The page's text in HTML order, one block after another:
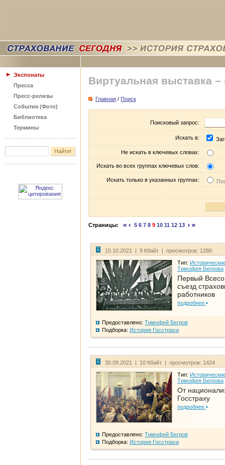
Экспонаты
Пресса
Пресс-релизы
События (Фото)
Библиотека
Термины
Виртуальная выставка –
Главная / Поиск
Поисковый запрос:
Искать в:
Не искать в ключевых словах:
Искать во всех группах ключевых слов:
Искать только в указанных группах:
Страницы: 5 6 7 8 9 10 11 12 13
15.10.2021 | 9 Кбайт | просмотров: 1280
Тип:
Тимофея Бегрова
Первый
съезд
работников
подробнее
Предоставлено: Тимофей Бегров
Подборка: История Госстраха
30.09.2021 | 10 Кбайт | просмотров: 1424
Тип:
Тимофея Бегрова
От
Госстраху
подробнее
Предоставлено: Тимофей Бегров
Подборка: История Госстраха